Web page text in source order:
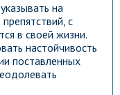
на
с
в своей жизни.
настойчивость
поставленных